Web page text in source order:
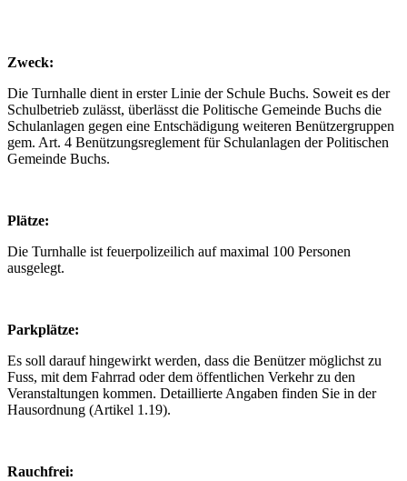
Zweck:
Die Turnhalle dient in erster Linie der Schule Buchs. Soweit es der
Schulbetrieb zulässt, überlässt die Politische Gemeinde Buchs die
Schulanlagen gegen eine Entschädigung weiteren Benützergruppen
gem. Art. 4 Benützungsreglement für Schulanlagen der Politischen
Gemeinde Buchs.
Plätze:
Die Turnhalle ist feuerpolizeilich auf maximal 100 Personen
ausgelegt.
Parkplätze:
Es soll darauf hingewirkt werden, dass die Benützer möglichst zu
Fuss, mit dem Fahrrad oder dem öffentlichen Verkehr zu den
Veranstaltungen kommen. Detaillierte Angaben finden Sie in der
Hausordnung (Artikel 1.19).
Rauchfrei: